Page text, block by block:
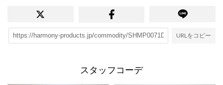
URLをコピー
スタッフコーデ